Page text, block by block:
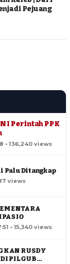
Pejuang
I Perintah PPK
• 136,240 views
Palu Ditangkap
views
• 15,340 views
RUSDY
PILGUB